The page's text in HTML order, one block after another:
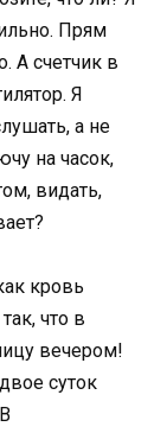
Прям
А счетчик в
Я
а не
на часок,
видать,
кровь
что в
вечером!
суток